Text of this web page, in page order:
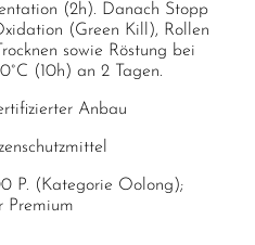
(2h). Danach Stopp
(Green Kill), Rollen
sowie Röstung bei
(10h) an 2 Tagen.
Anbau
P. (Kategorie Oolong);
Premium